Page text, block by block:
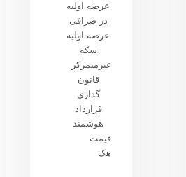
عرضه اولیه
در صرافی
عرضه اولیه
سکه
غیرمتمرکز
قانون
گذاری
قرارداد
هوشمند
قیمت
هک